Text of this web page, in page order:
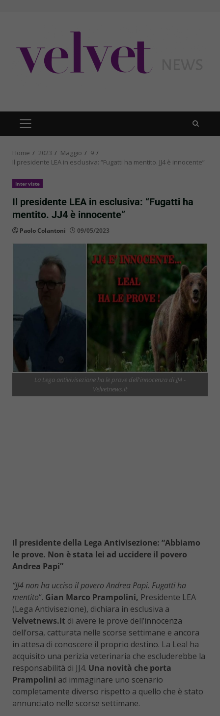
PRIMARY
MENU
Home 2023 Maggio
9
Il presidente LEA in esclusiva: “Fugatti ha mentito. JJ4 è innocente”
Interviste
Il presidente LEA in esclusiva: “Fugatti ha
mentito. JJ4 è innocente”
Paolo Colantoni 09/05/2023
La Lega antivivisezione ha le prove dell'innocenza di JJ4 -
Velvetnews.it
Il presidente della Lega Antivisezione: “Abbiamo
le prove. Non è stata lei ad uccidere il povero
Andrea Papi”
“JJ4 non ha ucciso il povero Andrea Papi. Fugatti ha
mentito“. Gian Marco Prampolini, Presidente LEA
(Lega Antivisezione), dichiara in esclusiva a
Velvetnews.it di avere le prove dell’innocenza
dell’orsa, catturata nelle scorse settimane e ancora
in attesa di conoscere il proprio destino. La Leal ha
acquisito una perizia veterinaria che escluderebbe la
responsabilità di JJ4. Una novità che porta
Prampolini ad immaginare uno scenario
completamente diverso rispetto a quello che è stato
annunciato nelle scorse settimane.